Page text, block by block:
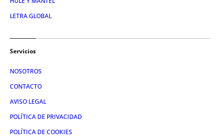
LETRA GLOBAL
Servicios
NOSOTROS
CONTACTO
AVISO LEGAL
POLÍTICA DE PRIVACIDAD
POLÍTICA DE COOKIES